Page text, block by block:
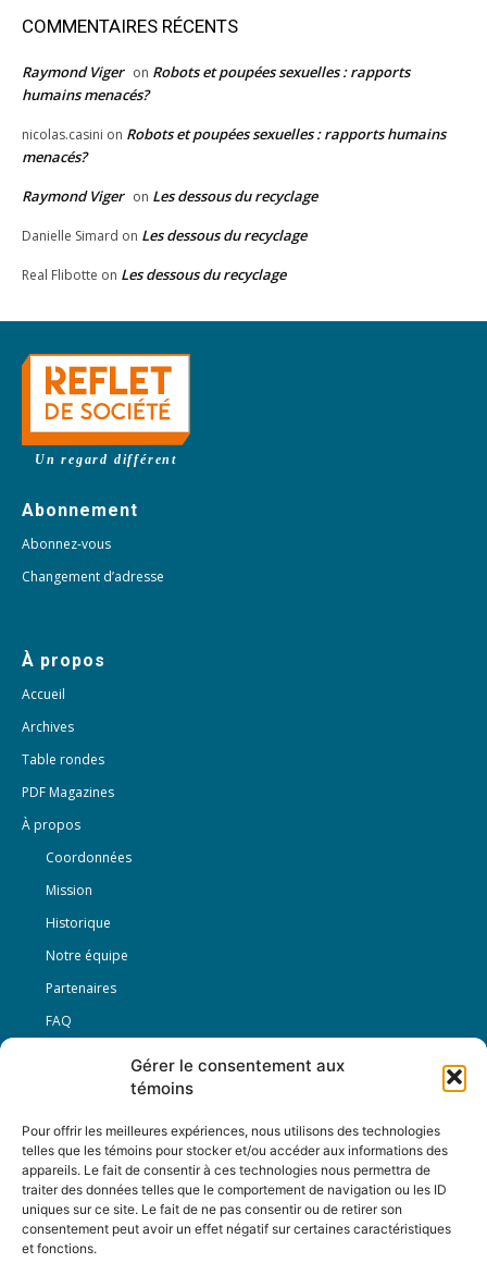
Gérer le consentement aux
témoins
Pour offrir les meilleures expériences, nous utilisons des technologies
telles que les témoins pour stocker et/ou accéder aux informations des
appareils. Le fait de consentir à ces technologies nous permettra de
traiter des données telles que le comportement de navigation ou les ID
uniques sur ce site. Le fait de ne pas consentir ou de retirer son
consentement peut avoir un effet négatif sur certaines caractéristiques
et fonctions.
COMMENTAIRES RÉCENTS
Raymond Viger on Robots et poupées sexuelles : rapports
humains menacés?
nicolas.casini on Robots et poupées sexuelles : rapports humains
menacés?
Raymond Viger on Les dessous du recyclage
Danielle Simard on Les dessous du recyclage
Real Flibotte on Les dessous du recyclage
Un regard différent
Abonnement
Abonnez-vous
Changement d’adresse
À propos
Accueil
Archives
Table rondes
PDF Magazines
À propos
Coordonnées
Mission
Historique
Notre équipe
Partenaires
FAQ
Conditions générales
Nous Suivre